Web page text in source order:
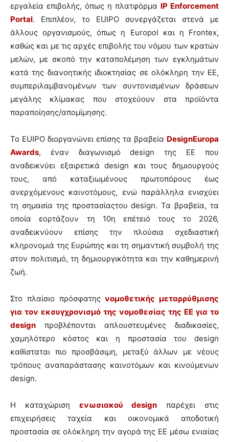
εργαλεία επιβολής, όπως η πλατφόρμα IP Enforcement
Portal. Επιπλέον, το EUIPO συνεργάζεται στενά με
άλλους οργανισμούς, όπως η Europol και η Frontex,
καθώς και με τις αρχές επιβολής του νόμου των κρατών
μελών, με σκοπό την καταπολέμηση των εγκλημάτων
κατά της διανοητικής ιδιοκτησίας σε ολόκληρη την ΕΕ,
συμπεριλαμβανομένων των συντονισμένων δράσεων
μεγάλης κλίμακας που στοχεύουν στα προϊόντα
παραποίησης/απομίμησης.
Το EUIPO διοργανώνει επίσης τα βραβεία DesignEuropa
Awards, έναν διαγωνισμό design της ΕΕ που
αναδεικνύει εξαιρετικά design και τους δημιουργούς
τους, από καταξιωμένους πρωτοπόρους έως
ανερχόμενους καινοτόμους, ενώ παράλληλα ενισχύει
τη σημασία της προστασίαςτου design. Τα βραβεία, τα
οποία εορτάζουν τη 10η επέτειό τους το 2026,
αναδεικνύουν επίσης την πλούσια σχεδιαστική
κληρονομιά της Ευρώπης και τη σημαντική συμβολή της
στον πολιτισμό, τη δημιουργικότητα και την καθημερινή
ζωή.
Στο πλαίσιο πρόσφατηςνομοθετικής μεταρρύθμισης
για τον εκσυγχρονισμό της νομοθεσίας της ΕΕ για το
design προβλέπονται απλουστευμένες διαδικασίες,
χαμηλότερο κόστος και η προστασία του design
καθίσταται πιο προσβάσιμη, μεταξύ άλλων με νέους
τρόπους αναπαράστασης καινοτόμων και κινούμενων
design.
Η καταχώριση ενωσιακού design παρέχει στις
επιχειρήσεις ταχεία και οικονομικά αποδοτική
προστασία σε ολόκληρη την αγορά της ΕΕ μέσω ενιαίας